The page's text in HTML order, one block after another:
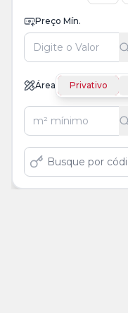
Preço Mín.
Área Privativo